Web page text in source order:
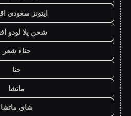
ايتونز سعودي
شحن يلا لودو
حناء شعر
حنا
ماتشا
شاي ماتشا